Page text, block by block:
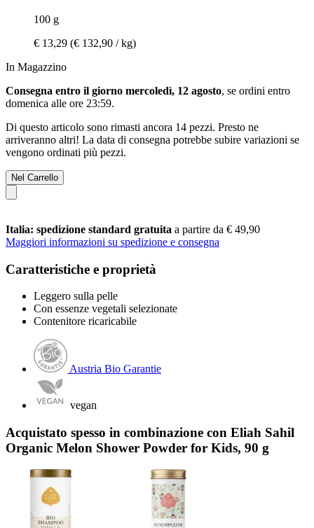
100 g
€ 13,29 (€ 132,90 / kg)
In Magazzino
Consegna entro il giorno mercoledì, 12 agosto, se ordini entro
domenica alle ore 23:59.
Di questo articolo sono rimasti ancora 14 pezzi. Presto ne
arriveranno altri! La data di consegna potrebbe subire variazioni se
vengono ordinati più pezzi.
Nel Carrello
Italia: spedizione standard gratuita a partire da € 49,90
Maggiori informazioni su spedizione e consegna
Caratteristiche e proprietà
Leggero sulla pelle
Con essenze vegetali selezionate
Contenitore ricaricabile
Austria Bio Garantie
vegan
Acquistato spesso in combinazione con Eliah Sahil
Organic Melon Shower Powder for Kids, 90 g